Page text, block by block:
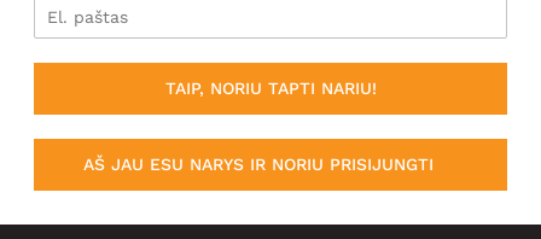
TAIP, NORIU TAPTI NARIU!
AŠ JAU ESU NARYS IR NORIU PRISIJUNGTI